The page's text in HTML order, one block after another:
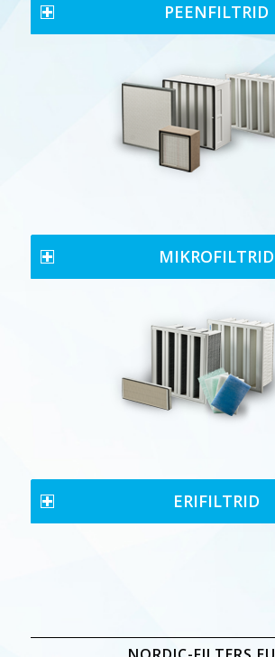
PEENFILTRID
MIKROFILTRID
ERIFILTRID